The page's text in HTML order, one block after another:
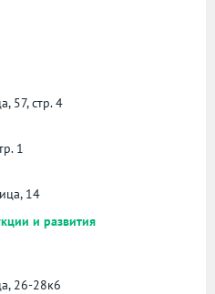
57, стр. 4
1
14
и развития
26-28к6